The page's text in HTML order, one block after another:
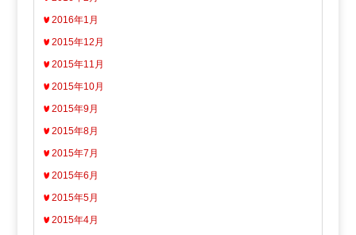
2016年1月
2015年12月
2015年11月
2015年10月
2015年9月
2015年8月
2015年7月
2015年6月
2015年5月
2015年4月